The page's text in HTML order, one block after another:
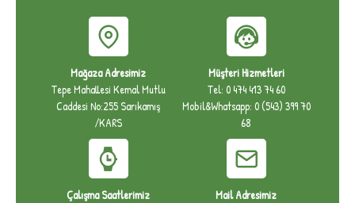
Mağaza Adresimiz
Tepe Mahallesi Kemal Mutlu
Caddesi No:255 Sarıkamış
/KARS
Müşteri Hizmetleri
Tel: 0 474 413 74 60
Mobil&Whatsapp: 0 (543) 399 70
68
Çalışma Saatlerimiz
Mail Adresimiz